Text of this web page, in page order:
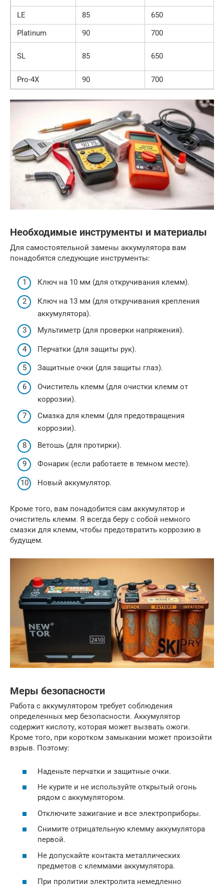
LE
85 650
Platinum
90 700
SL 85 650
Pro-4X
90 700
Необходимые инструменты и материалы
Для самостоятельной замены аккумулятора вам
понадобятся следующие инструменты:
Ключ на 10 мм (для откручивания клемм).
Ключ на 13 мм (для откручивания крепления
аккумулятора).
Мультиметр (для проверки напряжения).
Перчатки (для защиты рук).
Защитные очки (для защиты глаз).
Очиститель клемм (для очистки клемм от
коррозии).
Смазка для клемм (для предотвращения
коррозии).
Ветошь (для протирки).
Фонарик (если работаете в темном месте).
Новый аккумулятор.
Кроме того, вам понадобится сам аккумулятор и
очиститель клемм. Я всегда беру с собой немного
смазки для клемм, чтобы предотвратить коррозию в
будущем.
Меры безопасности
Работа с аккумулятором требует соблюдения
определенных мер безопасности. Аккумулятор
содержит кислоту, которая может вызвать ожоги.
Кроме того, при коротком замыкании может произойти
взрыв. Поэтому:
Наденьте перчатки и защитные очки.
Не курите и не используйте открытый огонь
рядом с аккумулятором.
Отключите зажигание и все электроприборы.
Снимите отрицательную клемму аккумулятора
первой.
Не допускайте контакта металлических
предметов с клеммами аккумулятора.
При пролитии электролита немедленно